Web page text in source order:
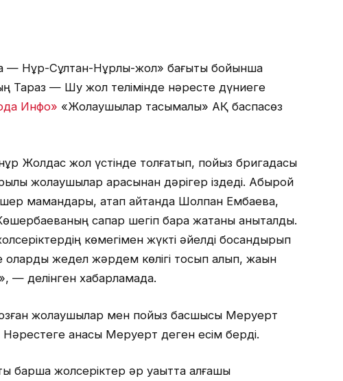
— Нұр-Сұлтан-Нұрлы-жол» бағыты бойынша
Тараз — Шу жол телімінде нәресте дүниеге
Инфо» «Жолаушылар тасымалы» АҚ баспасөз
Жолдас жол үстінде толғатып, пойыз бригадасы
жолаушылар арасынан дәрігер іздеді. Абырой
мамандары, атап айтқанда Шолпан Ембаева,
сапар шегіп бара жатқаны анықталды.
көмегімен жүкті әйелді босандырып
жедел жәрдем көлігі тосып алып, жақын
— делінген хабарламада.
жолаушылар мен пойыз басшысы Меруерт
Нәрестеге анасы Меруерт деген есім берді.
барша жолсеріктер әр уақытта алғашқы